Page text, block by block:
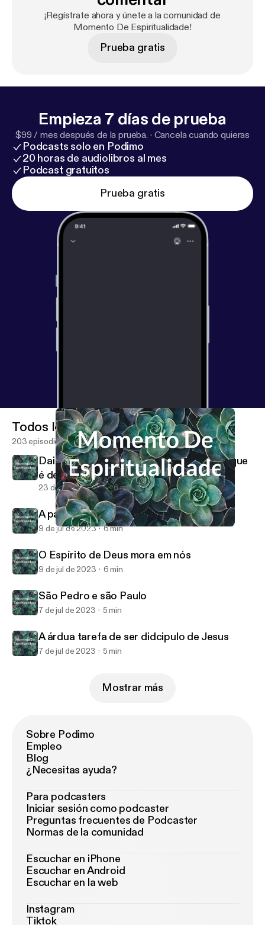
¡Regístrate ahora y únete a la comunidad de
Momento De Espiritualidade!
Prueba gratis
Empieza 7 días de prueba
$99 / mes después de la prueba. · Cancela cuando quieras
Podcasts solo en Podimo
20 horas de audiolibros al mes
Podcast gratuitos
Prueba gratis
Dai a Cezar o que é de Cezar e a Deus o que é de Deus!
Todos los episodios
203 episodios
Dai a Cezar o que é de Cezar e a Deus o que
é de Deus!
23 de oct de 2023 6 min
A parábola do semeador
9 de jul de 2023 6 min
O Espírito de Deus mora em nós
9 de jul de 2023 6 min
São Pedro e são Paulo
7 de jul de 2023 5 min
A árdua tarefa de ser didcipulo de Jesus
7 de jul de 2023 5 min
Mostrar más
Sobre Podimo
Empleo
Blog
¿Necesitas ayuda?
Para podcasters
Iniciar sesión como podcaster
Preguntas frecuentes de Podcaster
Normas de la comunidad
Escuchar en iPhone
Escuchar en Android
Escuchar en la web
Instagram
Tiktok